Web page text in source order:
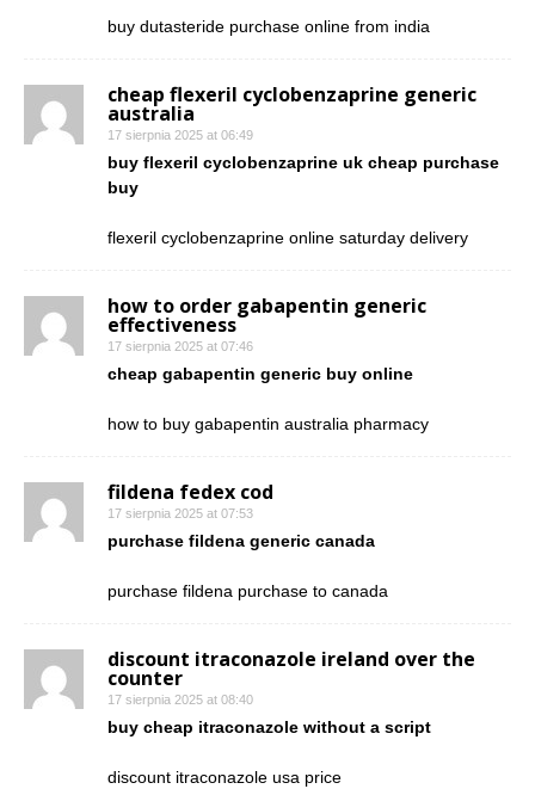
buy dutasteride purchase online from india
cheap flexeril cyclobenzaprine generic
australia
17 sierpnia 2025 at 06:49
buy flexeril cyclobenzaprine uk cheap purchase
buy
flexeril cyclobenzaprine online saturday delivery
how to order gabapentin generic
effectiveness
17 sierpnia 2025 at 07:46
cheap gabapentin generic buy online
how to buy gabapentin australia pharmacy
fildena fedex cod
17 sierpnia 2025 at 07:53
purchase fildena generic canada
purchase fildena purchase to canada
discount itraconazole ireland over the
counter
17 sierpnia 2025 at 08:40
buy cheap itraconazole without a script
discount itraconazole usa price